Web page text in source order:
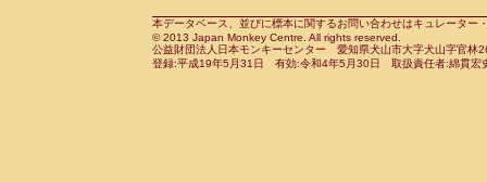
CercopithecidaePapio anubis(0)
CercopithecidaePapio cynocephalus
CercopithecidaePapio hamadryas(0)
CebidaeSaguinus leucopus(0)
CebidaeSaguinus midas(0)
Cebidae Saguinus mystax(0)
本データベース、並びに標本に関するお問い合わせはキュレータ
© 2013 Japan Monkey Centre. All rights reserved.
公益財団法人日本モンキーセンター 愛知県犬山市大字犬山字官
登録:平成19年5月31日 有効:令和4年5月30日 取扱責任者:綿貫宏